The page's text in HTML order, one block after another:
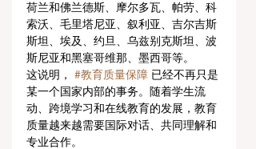
荷兰和佛兰德斯、摩尔多瓦、帕劳、科
索沃、毛里塔尼亚、叙利亚、吉尔吉斯
斯坦、埃及、约旦、乌兹别克斯坦、波
斯尼亚和黑塞哥维那、墨西哥等。
这说明， #教育质量保障 已经不再只是
某一个国家内部的事务。随着学生流
动、跨境学习和在线教育的发展，教育
质量越来越需要国际对话、共同理解和
专业合作。